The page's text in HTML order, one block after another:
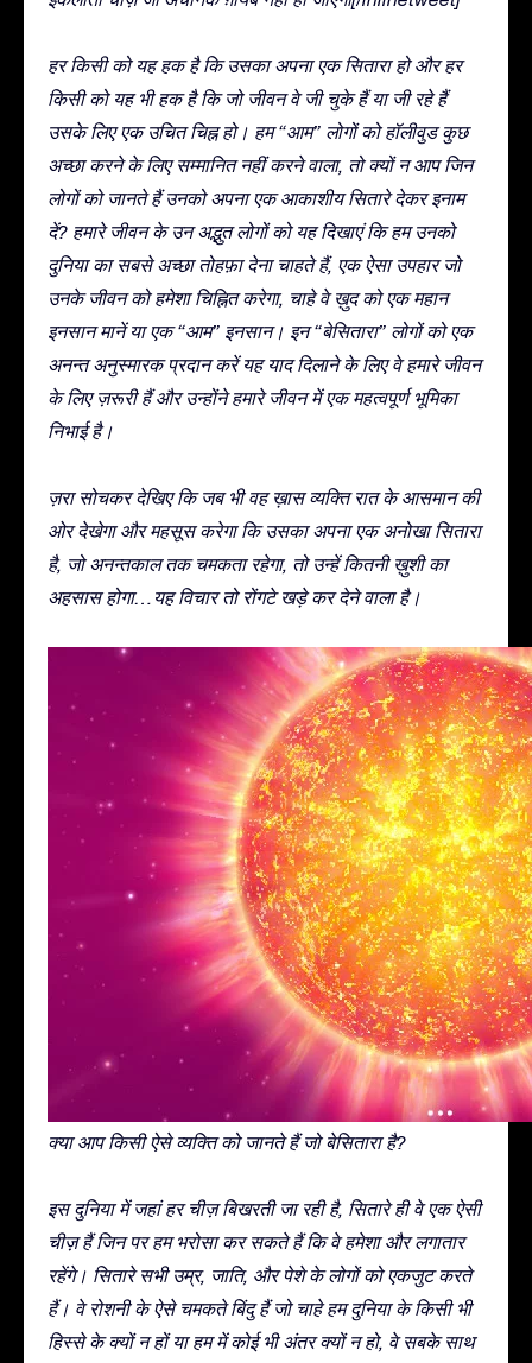
हर किसी को यह हक है कि उसका अपना एक सितारा हो और हर
किसी को यह भी हक है कि जो जीवन वे जी चुके हैं या जी रहे हैं
उसके लिए एक उचित चिह्न हो। हम “आम” लोगों को हॉलीवुड कुछ
अच्छा करने के लिए सम्मानित नहीं करने वाला, तो क्यों न आप जिन
लोगों को जानते हैं उनको अपना एक आकाशीय सितारे देकर इनाम
दें? हमारे जीवन के उन अद्भुत लोगों को यह दिखाएं कि हम उनको
दुनिया का सबसे अच्छा तोहफ़ा देना चाहते हैं, एक ऐसा उपहार जो
उनके जीवन को हमेशा चिह्नित करेगा, चाहे वे ख़ुद को एक महान
इनसान मानें या एक “आम” इनसान। इन “बेसितारा” लोगों को एक
अनन्त अनुस्मारक प्रदान करें यह याद दिलाने के लिए वे हमारे जीवन
के लिए ज़रूरी हैं और उन्होंने हमारे जीवन में एक महत्वपूर्ण भूमिका
निभाई है।
ज़रा सोचकर देखिए कि जब भी वह ख़ास व्यक्ति रात के आसमान की
ओर देखेगा और महसूस करेगा कि उसका अपना एक अनोखा सितारा
है, जो अनन्तकाल तक चमकता रहेगा, तो उन्हें कितनी ख़ुशी का
अहसास होगा…यह विचार तो रोंगटे खड़े कर देने वाला है।
क्या आप किसी ऐसे व्यक्ति को जानते हैं जो बेसितारा है?
इस दुनिया में जहां हर चीज़ बिखरती जा रही है, सितारे ही वे एक ऐसी
चीज़ हैं जिन पर हम भरोसा कर सकते हैं कि वे हमेशा और लगातार
रहेंगे। सितारे सभी उम्र, जाति, और पेशे के लोगों को एकजुट करते
हैं। वे रोशनी के ऐसे चमकते बिंदु हैं जो चाहे हम दुनिया के किसी भी
हिस्से के क्यों न हों या हम में कोई भी अंतर क्यों न हो, वे सबके साथ